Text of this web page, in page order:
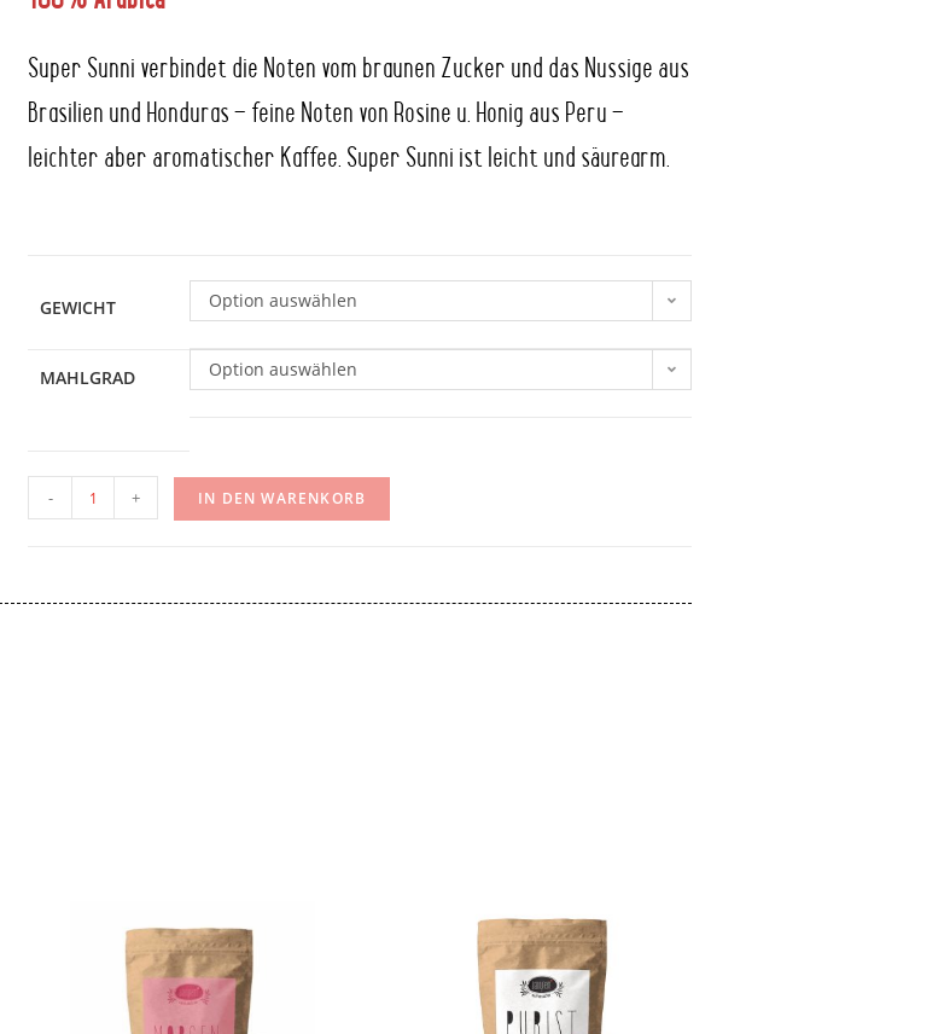
Super Sunni verbindet die Noten vom braunen Zucker und das Nussige aus
Brasilien und Honduras – feine Noten von Rosine u. Honig aus Peru –
leichter aber aromatischer Kaffee. Super Sunni ist leicht und säurearm.
GEWICHT Option auswählen
MAHLGRAD Option auswählen
- + IN DEN WARENKORB